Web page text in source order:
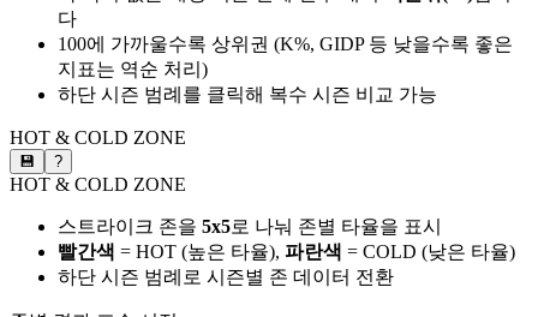
다
100에 가까울수록 상위권 (K%, GIDP 등 낮을수록 좋은
지표는 역순 처리)
하단 시즌 범례를 클릭해 복수 시즌 비교 가능
HOT & COLD ZONE
💾 ?
HOT & COLD ZONE
스트라이크 존을 5x5로 나눠 존별 타율을 표시
빨간색 = HOT (높은 타율), 파란색 = COLD (낮은 타율)
하단 시즌 범례로 시즌별 존 데이터 전환